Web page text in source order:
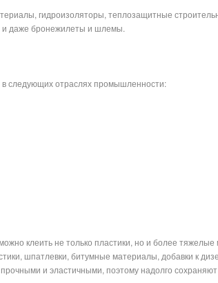
гидроизоляторы, теплозащитные
и даже бронежилеты и шлемы.
в следующих отраслях промышленности:
клеить не только пластики, но и более
шпатлевки, битумные материалы, добавки к
и эластичными, поэтому надолго